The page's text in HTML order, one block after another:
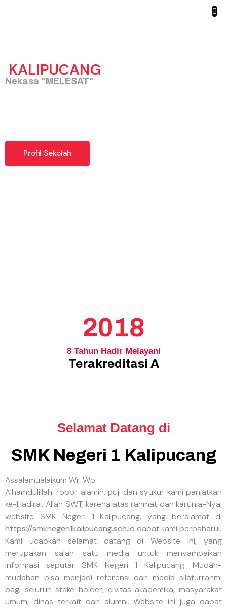
KALIPUCANG
Nekasa "MELESAT"
Profil Sekolah
2018
8 Tahun Hadir Melayani
Terakreditasi A
Selamat Datang di
SMK Negeri 1 Kalipucang
Assalamualaikum Wr. Wb.
Alhamdulillahi robbil alamin, puji dan syukur kami panjatkan
ke-Hadirat Allah SWT, karena atas rahmat dan karunia-Nya,
website SMK Negeri 1 Kalipucang, yang beralamat di
https://smknegeri1kalipucang.sch.id dapat kami perbaharui.
Kami ucapkan selamat datang di Website ini, yang
merupakan salah satu media untuk menyampaikan
informasi seputar SMK Negeri 1 Kalipucang. Mudah-
mudahan bisa menjadi referensi dan media silaturrahmi
bagi seluruh stake holder, civitas akademika, masyarakat
umum, dinas terkait dan alumni. Website ini juga dapat